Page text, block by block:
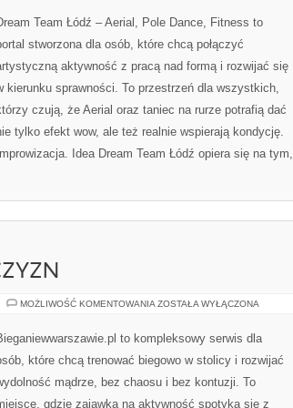
TANECZNE
Team Łódź – Aerial, Pole Dance, Fitness to
stworzona dla osób, które chcą połączyć
aktywność z pracą nad formą i rozwijać się
kierunku sprawności. To przestrzeń dla wszystkich,
czują, że Aerial oraz taniec na rurze potrafią dać
tylko efekt wow, ale też realnie wspierają kondycję.
Idea Dream Team Łódź opiera się na tym,
MOŻLIWOŚĆ KOMENTOWANIA TRENING
ZOSTAŁA WYŁĄCZONA
to kompleksowy serwis dla
które chcą trenować biegowo w stolicy i rozwijać
mądrze, bez chaosu i bez kontuzji. To
gdzie zajawka na aktywność spotyka się z